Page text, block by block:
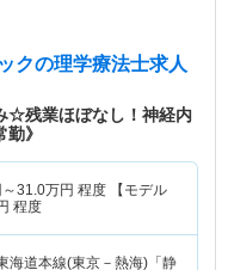
クの理学療法士求人
☆残業ほぼなし！神経内
》
31.0万円 程度 【モデル
程度
海道本線(東京－熱海)「静